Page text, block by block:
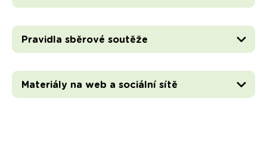
Pravidla sběrové soutěže
Materiály na web a sociální sítě